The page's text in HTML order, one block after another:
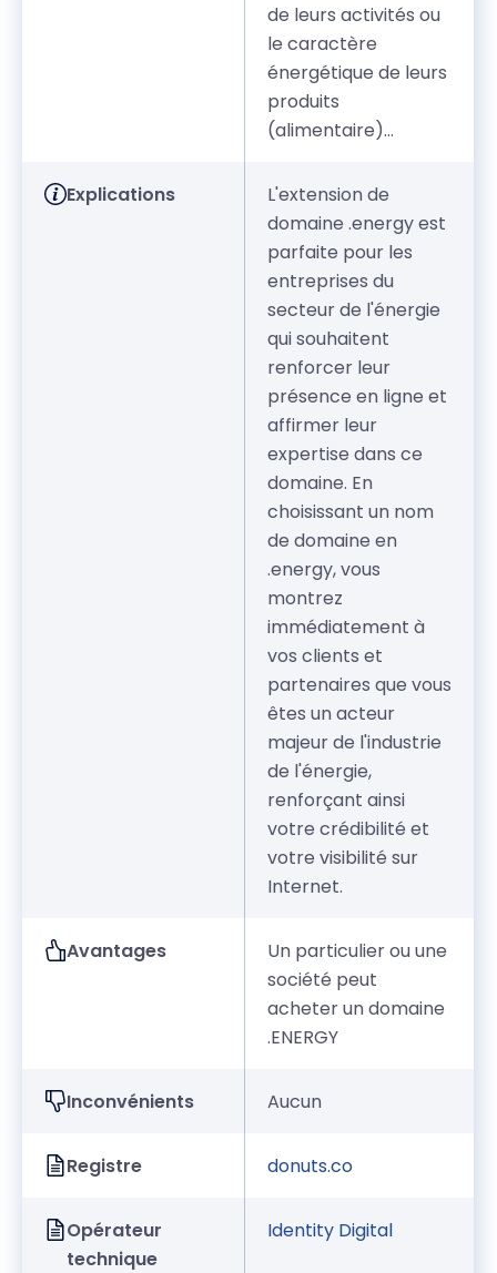
de leurs activités ou
le caractère
énergétique de leurs
produits
(alimentaire)...
Explications
L'extension de
domaine .energy est
parfaite pour les
entreprises du
secteur de l'énergie
qui souhaitent
renforcer leur
présence en ligne et
affirmer leur
expertise dans ce
domaine. En
choisissant un nom
de domaine en
.energy, vous
montrez
immédiatement à
vos clients et
partenaires que vous
êtes un acteur
majeur de l'industrie
de l'énergie,
renforçant ainsi
votre crédibilité et
votre visibilité sur
Internet.
Avantages
Un particulier ou une
société peut
acheter un domaine
.ENERGY
Inconvénients Aucun
Registre donuts.co
Opérateur
technique
Identity Digital